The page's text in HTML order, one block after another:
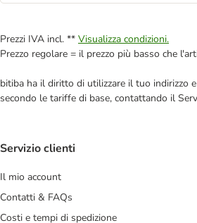
Prezzi IVA incl. ** Visualizza condizioni.
Prezzo regolare = il prezzo più basso che
bitiba ha il diritto di utilizzare il tuo indirizzo
secondo le tariffe di base, contattando il
Servizio clienti
Il mio account
Contatti & FAQs
Costi e tempi di spedizione